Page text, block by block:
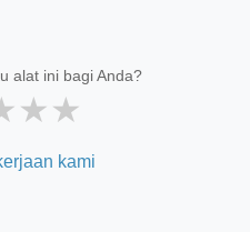
alat ini bagi Anda?
★★
kami